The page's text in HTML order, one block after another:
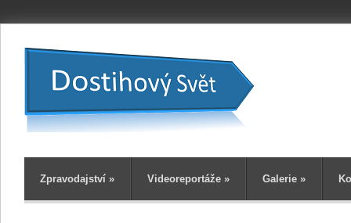
Zpravodajství » Videoreportáže » Galerie »